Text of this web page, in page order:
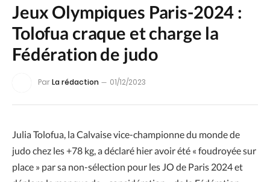
Jeux Olympiques Paris-2024 :
Tolofua craque et charge la
Fédération de judo
ParLa rédaction 01/12/2023
Julia Tolofua, la Calvaise vice-championne du monde de
judo chez les +78 kg, a déclaré hier avoir été « foudroyée sur
place » par sa non-sélection pour les JO de Paris 2024 et